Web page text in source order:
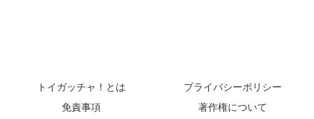
トイガッチャ！とは
プライバシーポリシー
免責事項
著作権について